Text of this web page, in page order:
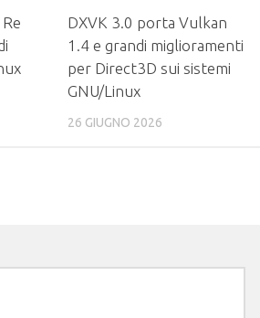
DXVK 3.0 porta Vulkan
1.4 e grandi miglioramenti
per Direct3D sui sistemi
GNU/Linux
26 GIUGNO 2026